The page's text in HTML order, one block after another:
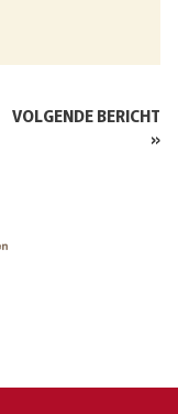
VOLGENDE BERICHT
»